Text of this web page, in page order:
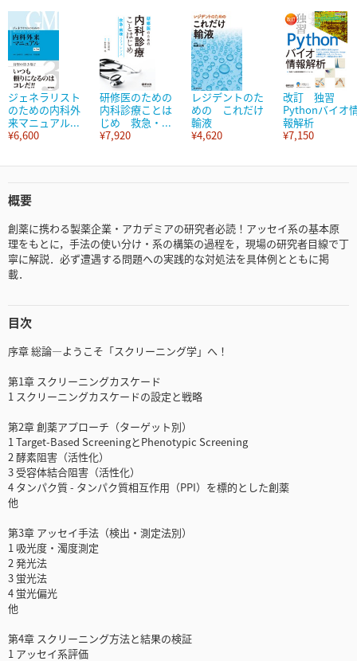
ジェネラリスト
のための内科外
来マニュアル...
¥6,600
研修医のための
内科診療ことは
じめ 救急・...
¥7,920
レジデントのた
めの これだけ
輸液
¥4,620
改訂 独習
Pythonバイオ
報解析
¥7,150
概要
創薬に携わる製薬企業・アカデミアの研究者必読！アッセイ系の基本原
理をもとに，手法の使い分け・系の構築の過程を，現場の研究者目線で丁
寧に解説．必ず遭遇する問題への実践的な対処法を具体例とともに掲
載．
目次
序章 総論―ようこそ「スクリーニング学」へ！
第1章 スクリーニングカスケード
1 スクリーニングカスケードの設定と戦略
第2章 創薬アプローチ（ターゲット別）
1 Target-Based ScreeningとPhenotypic Screening
2 酵素阻害（活性化）
3 受容体結合阻害（活性化）
4 タンパク質 - タンパク質相互作用（PPI）を標的とした創薬
他
第3章 アッセイ手法（検出・測定法別）
1 吸光度・濁度測定
2 発光法
3 蛍光法
4 蛍光偏光
他
第4章 スクリーニング方法と結果の検証
1 アッセイ系評価